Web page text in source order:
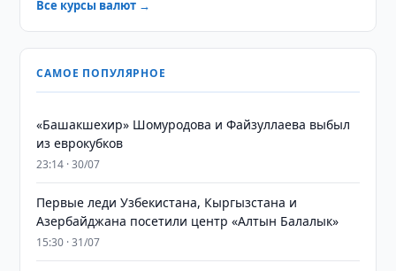
Все курсы валют →
САМОЕ ПОПУЛЯРНОЕ
«Башакшехир» Шомуродова и Файзуллаева выбыл
из еврокубков
23:14 · 30/07
Первые леди Узбекистана, Кыргызстана и
Азербайджана посетили центр «Алтын Балалык»
15:30 · 31/07